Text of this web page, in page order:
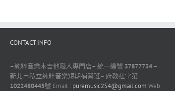
CONTACT INFO
–純粹音樂木吉他職人專門店– 統一編號 37877734 –
新北市私立純粹音樂短期補習班– 府教社字第
1022480445號 Email : puremusic254@gmail.com Web